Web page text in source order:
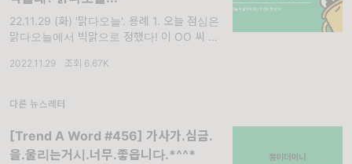
22.11.29 (화) '맑다오늘'. 용례 1. 오늘 점심은
맑다오늘에서 빅맑으로 정했다! 이 OO 씨 2.
씨
2022.11.29 조회 6.67K
다른 뉴스레터
[Trend A Word #456] 가사가.심금.
을.울리는거시.너무.좋읍니다.*^^*